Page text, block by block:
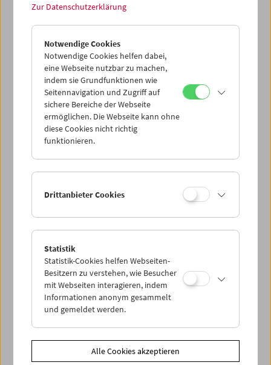
Mo 10.10.
Di 11.10.
Mi 12.10.
Do 13.10.
Sa 15.10.
PROGRAMM ÜBERBLICK
Zur Datenschutzerklärung
Notwendige Cookies
Notwendige Cookies helfen dabei,
eine Webseite nutzbar zu machen,
indem sie Grundfunktionen wie
Seitennavigation und Zugriff auf
sichere Bereiche der Webseite
ermöglichen. Die Webseite kann ohne
diese Cookies nicht richtig
funktionieren.
Drittanbieter Cookies
Statistik
Statistik-Cookies helfen Webseiten-
Besitzern zu verstehen, wie Besucher
mit Webseiten interagieren, indem
Informationen anonym gesammelt
und gemeldet werden.
Alle Cookies akzeptieren